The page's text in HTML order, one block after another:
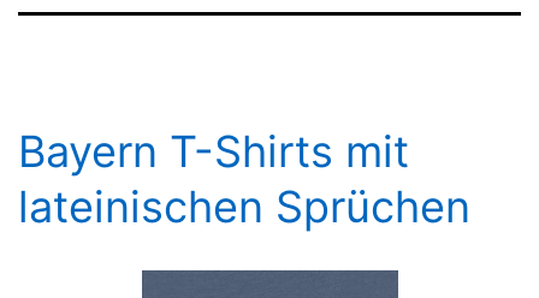
Bayern T-Shirts mit
lateinischen Sprüchen